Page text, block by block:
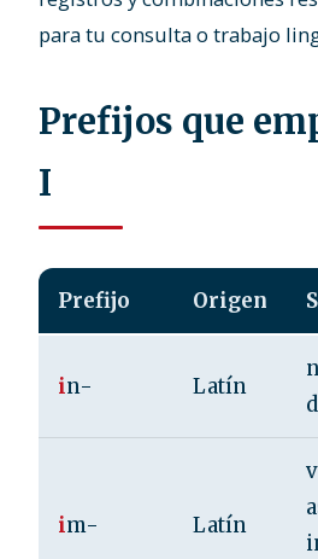
para tu consulta o trabajo
Prefijos que
I
Prefijo Origen
in- Latín
im- Latín